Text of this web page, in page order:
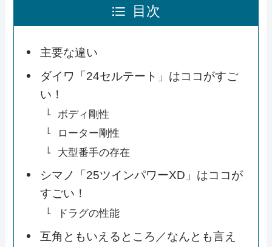
目次
主要な違い
ダイワ「24セルテート」はココがすご
い！
ボディ剛性
ローター剛性
大型番手の存在
シマノ「25ツインパワーXD」はココが
すごい！
ドラグの性能
互角ともいえるところ／なんとも言え